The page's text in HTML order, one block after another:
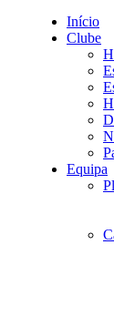
Início
Clube
Equipa